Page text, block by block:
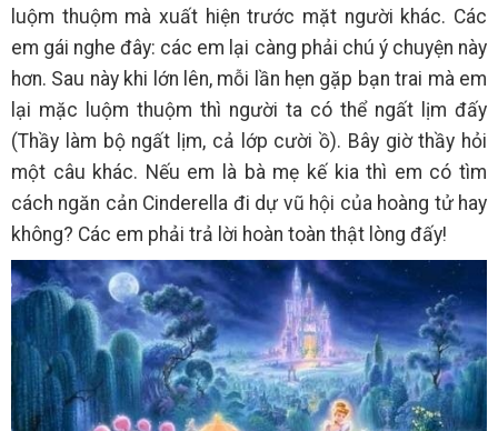
luộm thuộm mà xuất hiện trước mặt người khác. Các
em gái nghe đây: các em lại càng phải chú ý chuyện này
hơn. Sau này khi lớn lên, mỗi lần hẹn gặp bạn trai mà em
lại mặc luộm thuộm thì người ta có thể ngất lịm đấy
(Thầy làm bộ ngất lịm, cả lớp cười ồ). Bây giờ thầy hỏi
một câu khác. Nếu em là bà mẹ kế kia thì em có tìm
cách ngăn cản Cinderella đi dự vũ hội của hoàng tử hay
không? Các em phải trả lời hoàn toàn thật lòng đấy!